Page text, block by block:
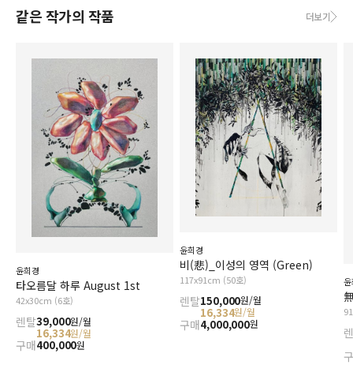
같은 작가의 작품 더보기
윤희경
타오름달 하루 August 1st
42x30cm (6호)
렌탈39,000원/월
16,334원/월
구매400,000원
윤희경
비(悲)_이성의 영역 (Green)
117x91cm (50호)
렌탈150,000원/월
16,334원/월
구매4,000,000원